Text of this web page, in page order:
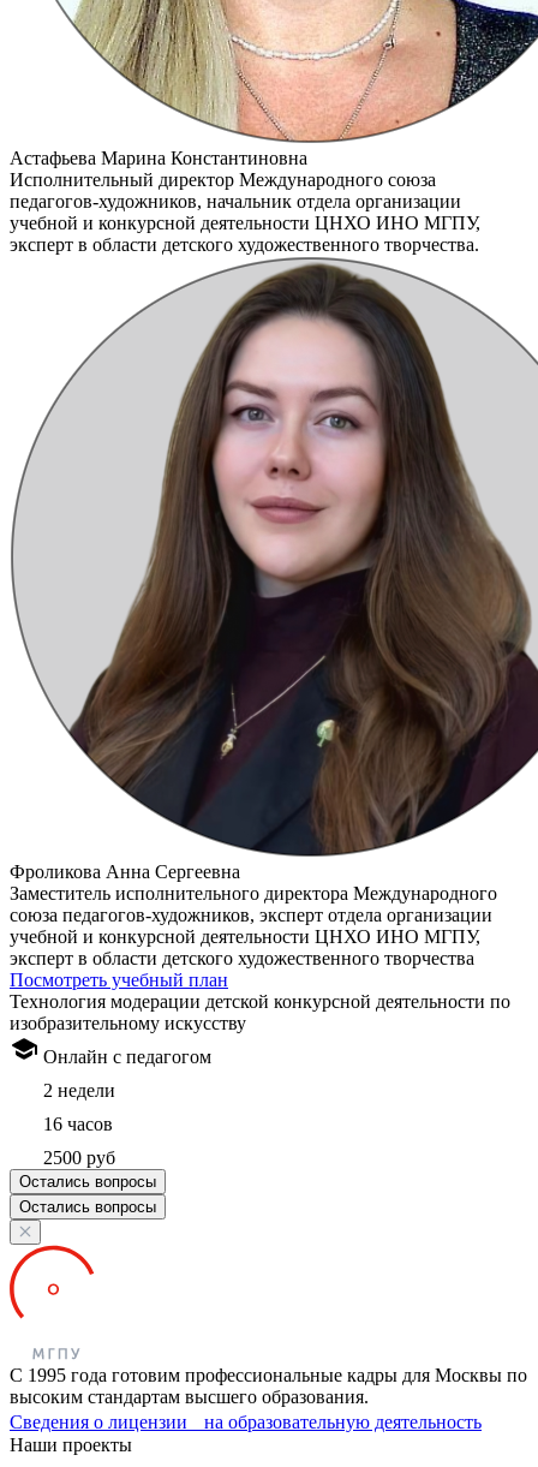
Астафьева Марина Константиновна
Исполнительный директор Международного союза
педагогов-художников, начальник отдела организации
учебной и конкурсной деятельности ЦНХО ИНО МГПУ,
эксперт в области детского художественного творчества.
Фроликова Анна Сергеевна
Заместитель исполнительного директора Международного
союза педагогов-художников, эксперт отдела организации
учебной и конкурсной деятельности ЦНХО ИНО МГПУ,
эксперт в области детского художественного творчества
Посмотреть учебный план
Технология модерации детской конкурсной деятельности по
изобразительному искусству
Онлайн с педагогом
2 недели
16 часов
2500 руб
Остались вопросы
Остались вопросы
С 1995 года готовим профессиональные кадры для Москвы по
высоким стандартам высшего образования.
Сведения о лицензии на образовательную деятельность
Наши проекты